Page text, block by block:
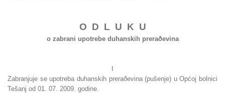
O D L U K U
o zabrani upotrebe duhanskih preraðevina
Zabranjuje se upotreba duhanskih preraðevina (pušenje) u Općoj bolnici
Tešanj od 01. 07. 2009. godine.